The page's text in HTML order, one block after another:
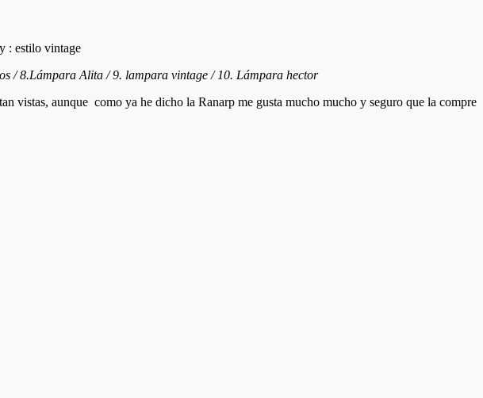
/ 8.Lámpara Alita / 9. lampara vintage / 10. Lámpara hector
vistas, aunque como ya he dicho la Ranarp me gusta mucho mucho y seguro que la compre